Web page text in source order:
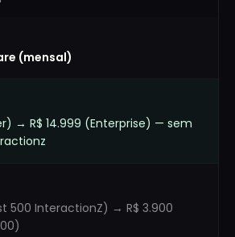
(mensal)
→ R$ 14.999 (Enterprise) — sem
500 InteractionZ) → R$ 3.900